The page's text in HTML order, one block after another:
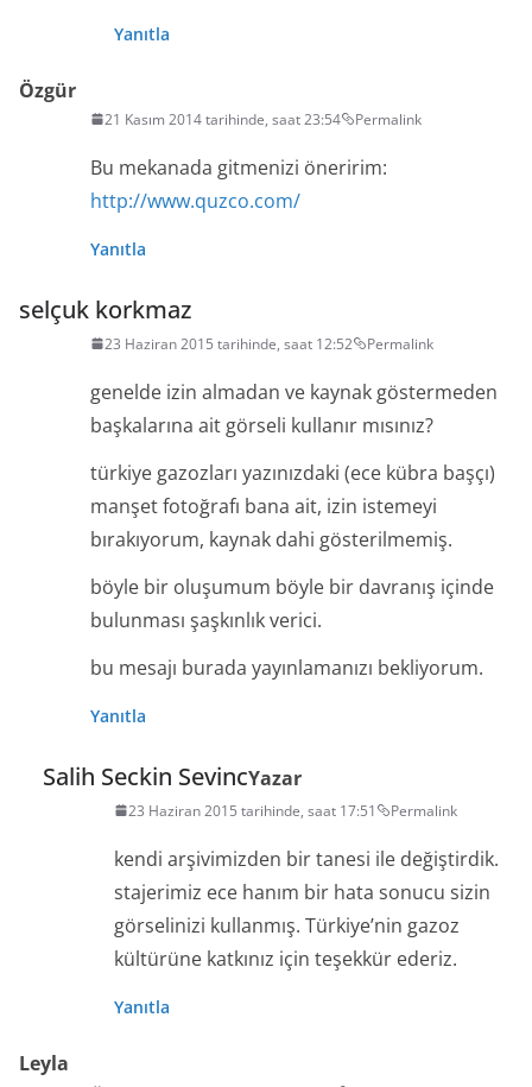
Yanıtla
Özgür
21 Kasım 2014 tarihinde, saat 23:54 Permalink
Bu mekanada gitmenizi öneririm:
http://www.quzco.com/
Yanıtla
selçuk korkmaz
23 Haziran 2015 tarihinde, saat 12:52 Permalink
genelde izin almadan ve kaynak göstermeden
başkalarına ait görseli kullanır mısınız?
türkiye gazozları yazınızdaki (ece kübra başçı)
manşet fotoğrafı bana ait, izin istemeyi
bırakıyorum, kaynak dahi gösterilmemiş.
böyle bir oluşumum böyle bir davranış içinde
bulunması şaşkınlık verici.
bu mesajı burada yayınlamanızı bekliyorum.
Yanıtla
Salih Seckin SevincYazar
23 Haziran 2015 tarihinde, saat 17:51 Permalink
kendi arşivimizden bir tanesi ile değiştirdik.
stajerimiz ece hanım bir hata sonucu sizin
görselinizi kullanmış. Türkiye’nin gazoz
kültürüne katkınız için teşekkür ederiz.
Yanıtla
Leyla